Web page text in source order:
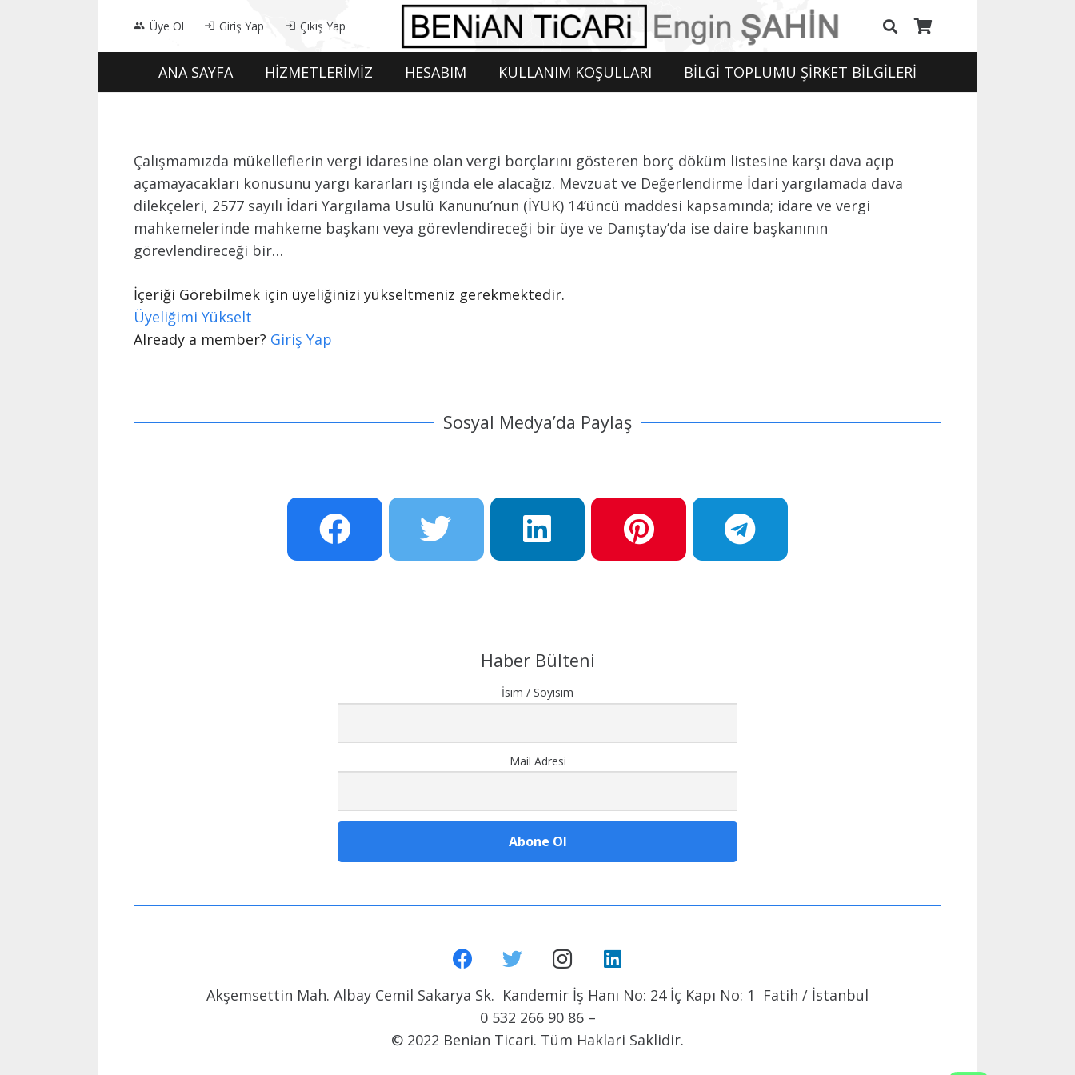
people Üye Ol login Giriş Yap login Çıkış Yap
ANA SAYFA HİZMETLERİMİZ HESABIM KULLANIM KOŞULLARI BİLGİ TOPLUMU ŞİRKET BİLGİLERİ
Çalışmamızda mükelleflerin vergi idaresine olan vergi borçlarını gösteren borç döküm listesine karşı dava açıp
açamayacakları konusunu yargı kararları ışığında ele alacağız. Mevzuat ve Değerlendirme İdari yargılamada dava
dilekçeleri, 2577 sayılı İdari Yargılama Usulü Kanunu’nun (İYUK) 14’üncü maddesi kapsamında; idare ve vergi
mahkemelerinde mahkeme başkanı veya görevlendireceği bir üye ve Danıştay’da ise daire başkanının
görevlendireceği bir…
İçeriği Görebilmek için üyeliğinizi yükseltmeniz gerekmektedir.
Üyeliğimi Yükselt
Already a member? Giriş Yap
Sosyal Medya’da Paylaş
Haber Bülteni
İsim / Soyisim
Mail Adresi
Akşemsettin Mah. Albay Cemil Sakarya Sk. Kandemir İş Hanı No: 24 İç Kapı No: 1 Fatih / İstanbul
0 532 266 90 86 –
© 2022 Benian Ticari. Tüm Haklari Saklidir.